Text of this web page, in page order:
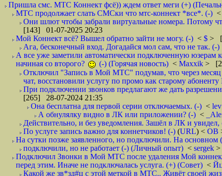
Пришла смс. МТС Коннект фсё)) ждем ответ меги (+)
МТС продолжает слать СМСки что мтс-коннект *все*. (-)
Они шлют чтобы забрали виртуальные номера. Потому
[143] 01-07-2025 20:23
Мой Коннект всё? Вышел обратно зайти не могу. (-) < $ >
Ага, бесконечный вход. Догадайся мол сам, что не так. (-)
А все уже заметили автоматически подключенную юзерам
начиная со второго?
(-) (Горячая новость) < Maxxik >
Отключил "Запись в Мой МТС" подумав, что через месяц
чат, восстановили услугу по промо как старому
При подключении звонков предлагают же дать
[265] 28-07-2024 21:35
Она бесплатна для первой серии отключаемых. (-) <
А обнулялку видно в ЛК или приложении? (-) <
Действительно, и без уведомления. Зашёл в ЛК и
По услуге запись важно для коннетчиков! (-) (URL) < ОВ
На сутки позже заявленного, но подключили. На основном
подключили, но не работает (-) (Личный опыт) < sergek
Подключил Звонки в Мой МТС после удаления Мой
перед этим. Иначе не подключалась услуга. (+) (Совет) <
Какой же зв*зд#ц с этой меткой в МТС.. Живёт своей